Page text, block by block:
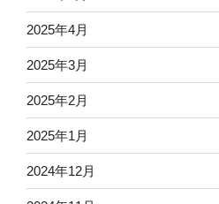
2025年4月
2025年3月
2025年2月
2025年1月
2024年12月